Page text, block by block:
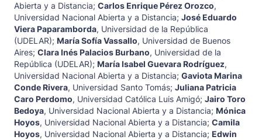
Abierta y a Distancia; Carlos Enrique Pérez Orozco,
Universidad Nacional Abierta y a Distancia; José Eduardo
Viera Paparamborda, Universidad de la República
(UDELAR); María Sofía Vassallo, Universidad de Buenos
Aires; Clara Inés Palacios Burbano, Universidad de la
República (UDELAR); María Isabel Guevara Rodríguez,
Universidad Nacional Abierta y a Distancia; Gaviota Marina
Conde Rivera, Universidad Santo Tomás; Juliana Patricia
Caro Perdomo, Universidad Católica Luis Amigó; Jairo Toro
Bedoya, Universidad Nacional Abierta y a Distancia; Mónica
Hoyos, Universidad Nacional Abierta y a Distancia; Camila
Hoyos, Universidad Nacional Abierta y a Distancia; Edwin